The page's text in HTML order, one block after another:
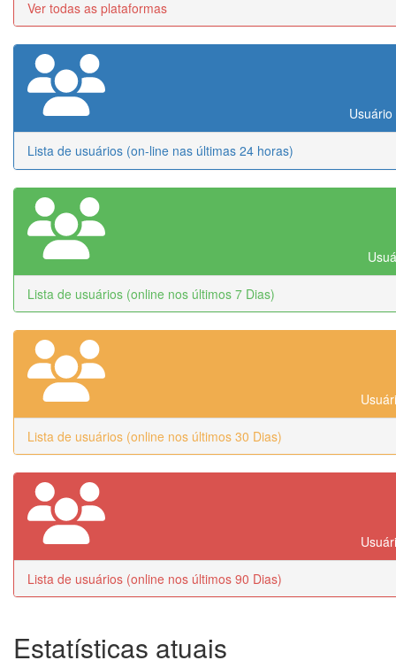
Ver todas as plataformas
Lista de usuários (on-line nas últimas 24 horas)
Lista de usuários (online nos últimos 7 Dias)
Lista de usuários (online nos últimos 30 Dias)
Lista de usuários (online nos últimos 90 Dias)
Estatísticas atuais